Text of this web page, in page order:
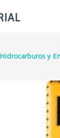
Hidrocarburos y